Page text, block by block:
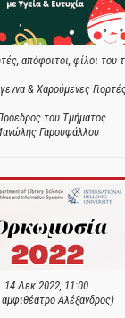
απόφοιτοι, φίλοι του
& Χαρούμενες
του Τμήματος
Γαρουφάλλου
14 Δεκ 2022, 11:00
Αλέξανδρος)